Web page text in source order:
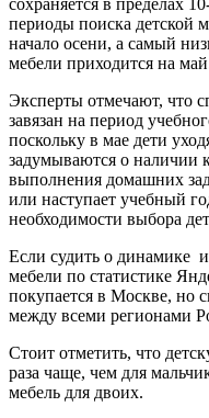
периоды поиска детской
начало осени, а самый
мебели приходится на
Эксперты отмечают, что
завязан на период
поскольку в мае дети
задумываются о наличии
выполнения домашних
или наступает учебный
необходимости выбора
Если судить о динамике и
мебели по статистике
покупается в Москве, но
между всеми регионами
Стоит отметить, что
раза чаще, чем для
мебель для двоих.